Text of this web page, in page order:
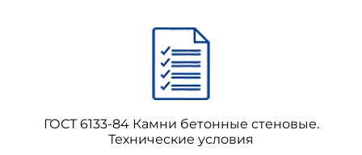
ГОСТ 6133-84 Камни бетонные стеновые.
Технические условия